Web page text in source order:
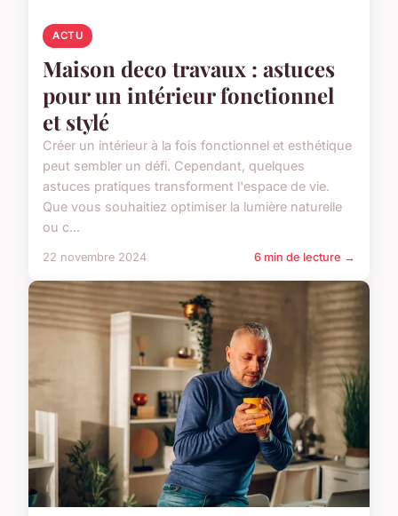
ACTU
Maison deco travaux : astuces
pour un intérieur fonctionnel
et stylé
Créer un intérieur à la fois fonctionnel et esthétique
peut sembler un défi. Cependant, quelques
astuces pratiques transforment l'espace de vie.
Que vous souhaitiez optimiser la lumière naturelle
ou c...
22 novembre 2024 6 min de lecture →